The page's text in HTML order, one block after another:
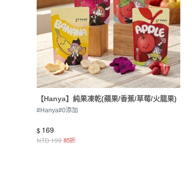
【Hanya】純果凍乾(蘋果/香蕉/草莓/火龍果)
#Hanya#0添加
$ 169
NTD199 85折